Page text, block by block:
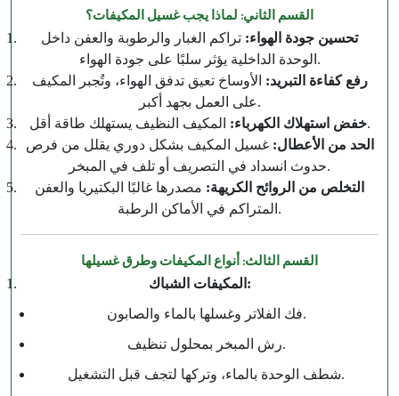
القسم الثاني: لماذا يجب غسيل المكيفات؟
تحسين جودة الهواء: تراكم الغبار والرطوبة والعفن داخل
الوحدة الداخلية يؤثر سلبًا على جودة الهواء.
رفع كفاءة التبريد: الأوساخ تعيق تدفق الهواء، وتُجبر المكيف
على العمل بجهد أكبر.
خفض استهلاك الكهرباء:المكيف النظيف يستهلك طاقة أقل.
الحد من الأعطال: غسيل المكيف بشكل دوري يقلل من فرص
حدوث انسداد في التصريف أو تلف في المبخر.
التخلص من الروائح الكريهة: مصدرها غالبًا البكتيريا والعفن
المتراكم في الأماكن الرطبة.
القسم الثالث: أنواع المكيفات وطرق غسيلها
المكيفات الشباك:
فك الفلاتر وغسلها بالماء والصابون.
رش المبخر بمحلول تنظيف.
شطف الوحدة بالماء، وتركها لتجف قبل التشغيل.